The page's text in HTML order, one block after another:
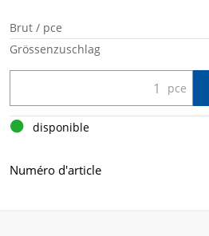
Brut / pce
Grössenzuschlag
disponible
Numéro d'article